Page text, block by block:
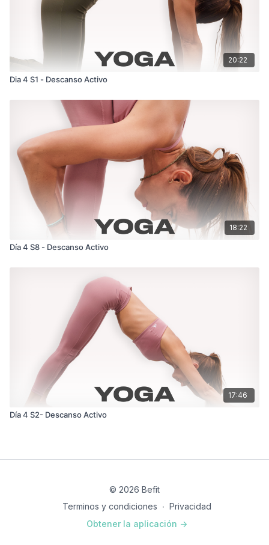
20:22
Dia 4 S1 - Descanso Activo
18:22
Día 4 S8 - Descanso Activo
17:46
Día 4 S2- Descanso Activo
© 2026 Befit
Terminos y condiciones ∙ Privacidad
Obtener la aplicación ->